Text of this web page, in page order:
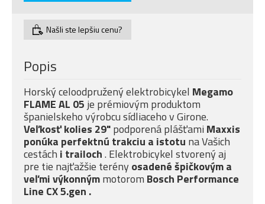
Našli ste lepšiu cenu?
Popis
Horský celoodpružený elektrobicykel Megamo
FLAME AL 05 je prémiovým produktom
španielskeho výrobcu sídliaceho v Girone.
Veľkosť kolies 29"podporená plášťami Maxxis
ponúka perfektnú trakciu a istotu na Vašich
cestách i trailoch. Elektrobicykel stvorený aj
pre tie najťažšie terény osadené špičkovým a
veľmivýkonnýmmotorom Bosch Performance
Line CX 5.gen .